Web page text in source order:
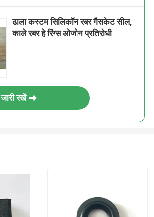
ढाला कस्टम सिलिकॉन रबर गैसकेट सील,
काले रबर हे रिंग्स ओजोन प्रतिरोधी
जारी रखें